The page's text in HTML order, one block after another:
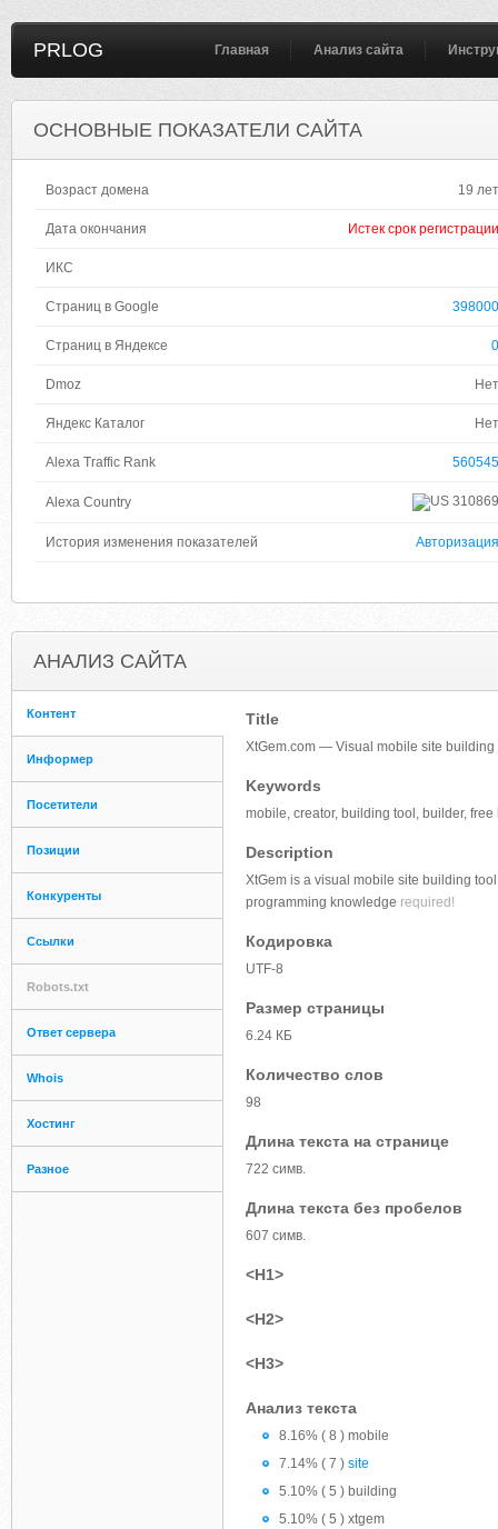
PRLOG Главная Анализ сайта
ОСНОВНЫЕ ПОКАЗАТЕЛИ САЙТА
Возраст домена 19 лет
Дата окончания Истек срок регистрации
ИКС
Страниц в Google 398000
Страниц в Яндексе 0
Dmoz Нет
Яндекс Каталог Нет
Alexa Traffic Rank 560545
Alexa Country 310869
История изменения показателей Авторизация
АНАЛИЗ САЙТА
Контент
Информер
Посетители
Позиции
Конкуренты
Ссылки
Robots.txt
Ответ сервера
Whois
Хостинг
Разное
Title
XtGem.com — Visual mobile site building
Keywords
mobile, creator, building tool, builder,
Description
XtGem is a visual mobile site building
programming knowledge required!
Кодировка
UTF-8
Размер страницы
6.24 КБ
Количество слов
98
Длина текста на странице
722 симв.
Длина текста без пробелов
607 симв.
<H1>
<H2>
<H3>
Анализ текста
8.16% ( 8 ) mobile
7.14% ( 7 ) site
5.10% ( 5 ) building
5.10% ( 5 ) xtgem